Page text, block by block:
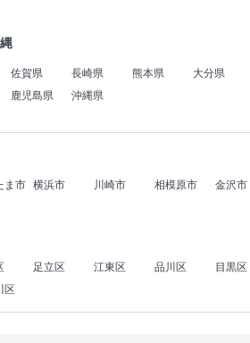
佐賀県 長崎県 熊本県
大分県
鹿児島県 沖縄県
ま市 横浜市 川崎市 相模原市 金沢市
足立区 江東区 品川区 目黒区
区